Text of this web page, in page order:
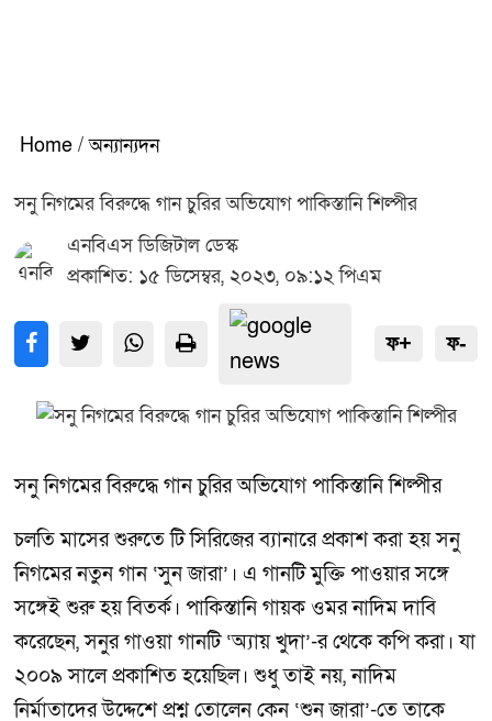
Home / অন্যান্যদন
সনু নিগমের বিরুদ্ধে গান চুরির অভিযোগ পাকিস্তানি শিল্পীর
এনবিএস ডিজিটাল ডেস্ক
প্রকাশিত: ১৫ ডিসেম্বর, ২০২৩, ০৯:১২ পিএম
ফ+ ফ-
সনু নিগমের বিরুদ্ধে গান চুরির অভিযোগ পাকিস্তানি শিল্পীর
চলতি মাসের শুরুতে টি সিরিজের ব্যানারে প্রকাশ করা হয় সনু
নিগমের নতুন গান ‘সুন জারা’। এ গানটি মুক্তি পাওয়ার সঙ্গে
সঙ্গেই শুরু হয় বিতর্ক। পাকিস্তানি গায়ক ওমর নাদিম দাবি
করেছেন, সনুর গাওয়া গানটি ‘অ্যায় খুদা’-র থেকে কপি করা। যা
২০০৯ সালে প্রকাশিত হয়েছিল। শুধু তাই নয়, নাদিম
নির্মাতাদের উদ্দেশে প্রশ্ন তোলেন কেন ‘শুন জারা’-তে তাকে